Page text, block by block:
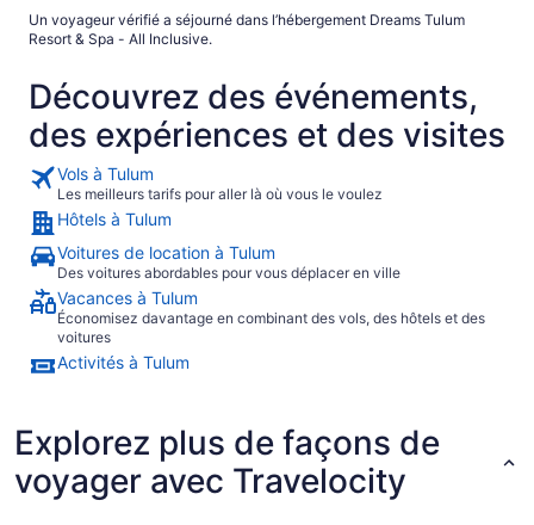
Un voyageur vérifié a séjourné dans l’hébergement Dreams Tulum
Resort & Spa - All Inclusive.
Découvrez des événements,
des expériences et des visites
Vols à Tulum
Les meilleurs tarifs pour aller là où vous le voulez
Hôtels à Tulum
Voitures de location à Tulum
Des voitures abordables pour vous déplacer en ville
Vacances à Tulum
Économisez davantage en combinant des vols, des hôtels et des
voitures
Activités à Tulum
Explorez plus de façons de
voyager avec Travelocity